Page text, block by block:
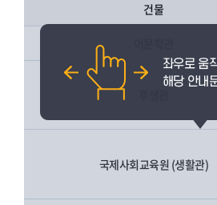
건물
국제사회교육원 (생활관)